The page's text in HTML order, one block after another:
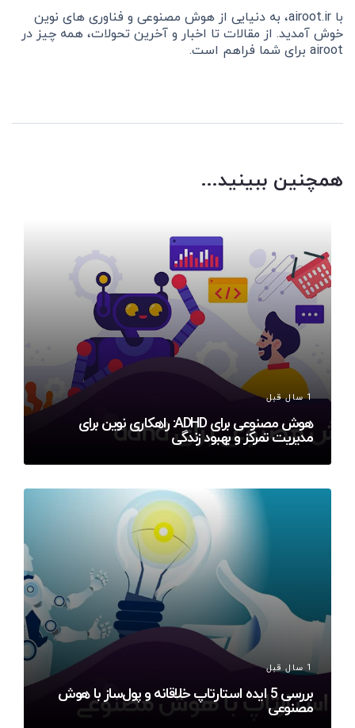
با airoot.ir، به دنیایی از هوش مصنوعی و فناوری های نوین
خوش آمدید. از مقالات تا اخبار و آخرین تحولات، همه چیز در
airoot برای شما فراهم است.
همچنین ببینید...
1 سال قبل
هوش مصنوعی برای ADHD: راهکاری نوین برای
مدیریت تمرکز و بهبود زندگی
1 سال قبل
بررسی 5 ایده استارتاپ خلاقانه و پول‌ساز با هوش
مصنوعی